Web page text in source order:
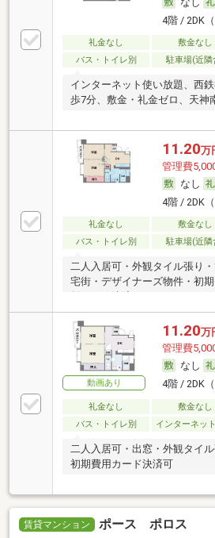
4階 / 2DK
礼金なし 敷金なし
バス・トイレ別
駐車場(近隣
インターネット使い放題、西
歩7分、敷金・礼金ゼロ、天神
11.20万
管理費
なし
4階 / 2DK
礼金なし 敷金なし
バス・トイレ別
駐車場(近隣
二人入居可・外観タイル張り
宅街・デザイナーズ物件・初
動画あり
11.20万
管理費
なし
4階 / 2DK
礼金なし 敷金なし
バス・トイレ別
インターネッ
二人入居可・出窓・外観タイ
初期費用カード決済可
賃貸マンション ポース ポロス